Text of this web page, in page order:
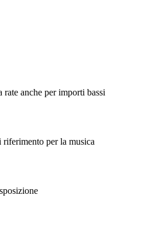
anche per importi bassi
per la musica